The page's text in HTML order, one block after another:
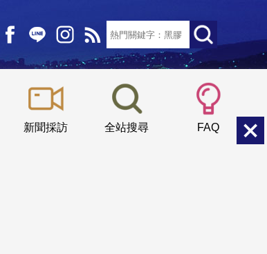
新聞採訪 全站搜尋 FAQ
小 中